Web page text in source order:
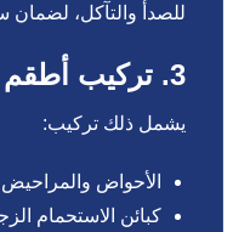
للصدأ والتآكل، لضمان
3. تركيب أطقم الحمام الحديثة
يشمل ذلك تركيب:
الأحواض والمراحيض
كبائن الاستحمام